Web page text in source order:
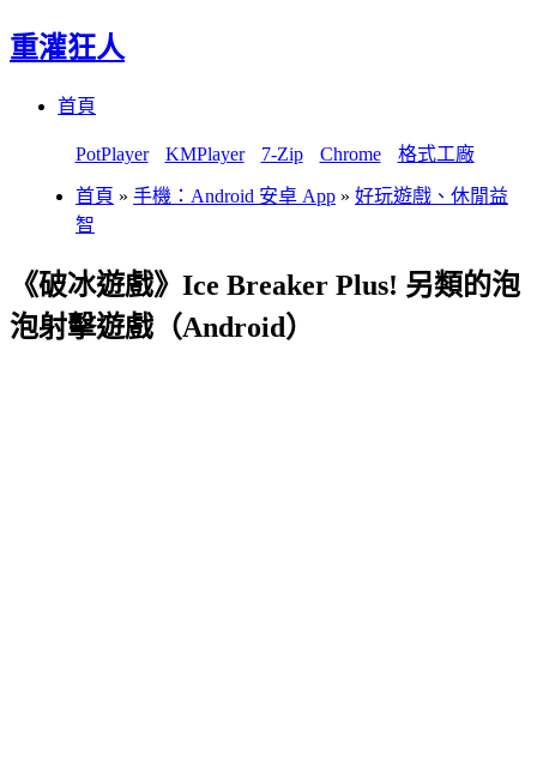
重灌狂人
首頁
PotPlayer KMPlayer 7-Zip Chrome 格式工廠
首頁 » 手機：Android 安卓 App » 好玩遊戲、休閒益
智
《破冰遊戲》Ice Breaker Plus! 另類的泡
泡射擊遊戲（Android）